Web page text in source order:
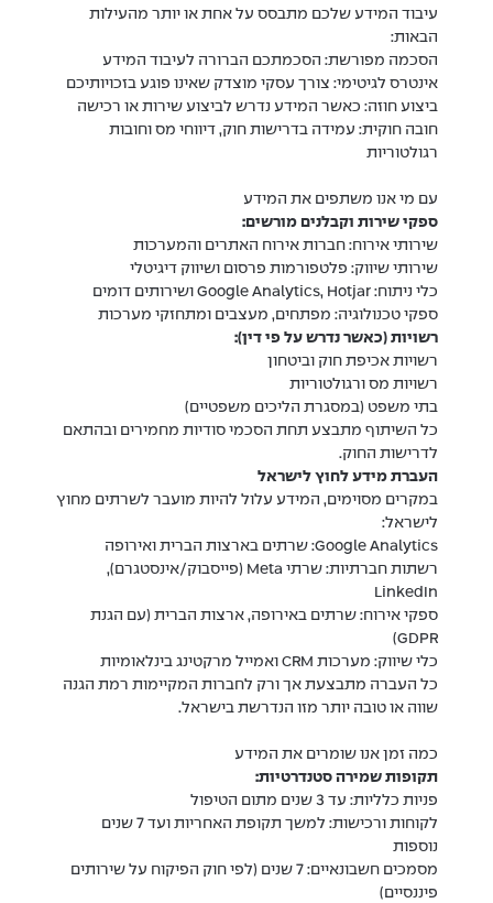
עיבוד המידע שלכם מתבסס על אחת או יותר מהעילות
הבאות:
הסכמה מפורשת: הסכמתכם הברורה לעיבוד המידע
אינטרס לגיטימי: צורך עסקי מוצדק שאינו פוגע בזכויותיכם
ביצוע חוזה: כאשר המידע נדרש לביצוע שירות או רכישה
חובה חוקית: עמידה בדרישות חוק, דיווחי מס וחובות
רגולטוריות
עם מי אנו משתפים את המידע
ספקי שירות וקבלנים מורשים:
שירותי אירוח: חברות אירוח האתרים והמערכות
שירותי שיווק: פלטפורמות פרסום ושיווק דיגיטלי
כלי ניתוח: Google Analytics, Hotjar ושירותים דומים
ספקי טכנולוגיה: מפתחים, מעצבים ומתחזקי מערכות
רשויות (כאשר נדרש על פי דין):
רשויות אכיפת חוק וביטחון
רשויות מס ורגולטוריות
בתי משפט (במסגרת הליכים משפטיים)
כל השיתוף מתבצע תחת הסכמי סודיות מחמירים ובהתאם
לדרישות החוק.
העברת מידע לחוץ לישראל
במקרים מסוימים, המידע עלול להיות מועבר לשרתים מחוץ
לישראל:
Google Analytics: שרתים בארצות הברית ואירופה
רשתות חברתיות: שרתי Meta (פייסבוק/אינסטגרם),
LinkedIn
ספקי אירוח: שרתים באירופה, ארצות הברית (עם הגנת
GDPR)
כלי שיווק: מערכות CRM ואמייל מרקטינג בינלאומיות
כל העברה מתבצעת אך ורק לחברות המקיימות רמת הגנה
שווה או טובה יותר מזו הנדרשת בישראל.
כמה זמן אנו שומרים את המידע
תקופות שמירה סטנדרטיות:
פניות כלליות: עד 3 שנים מתום הטיפול
לקוחות ורכישות: למשך תקופת האחריות ועד 7 שנים
נוספות
מסמכים חשבונאיים: 7 שנים (לפי חוק הפיקוח על שירותים
פיננסיים)